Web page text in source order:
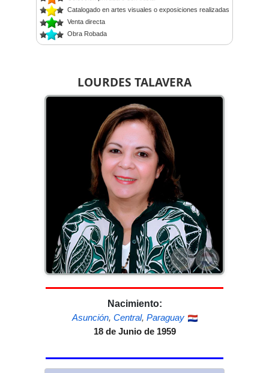
LOURDES TALAVERA
Nacimiento:
Asunción, Central, Paraguay
18 de Junio de 1959
Catalogado en artes visuales o exposiciones realizadas
Venta directa
Obra Robada